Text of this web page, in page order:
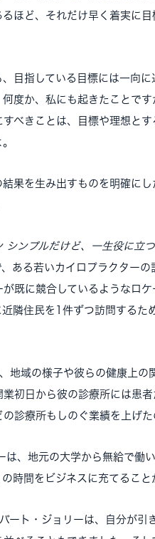
ほど、それだけ早く着実に
目指している目標には一向
度か、私にも起きたことで
べきことは、目標や理想と
果を生み出すものを明確に
シンプルだけど、一生役に立
、ある若いカイロプラクターの
既に競合しているようなロ
隣住民を1件ずつ訪問するた
地域の様子や彼らの健康上の
初日から彼の診療所には患者
診療所もしのぐ業績を上げた
は、地元の大学から無給で働
時間をビジネスに充てること
ート・ジョリーは、自分が引